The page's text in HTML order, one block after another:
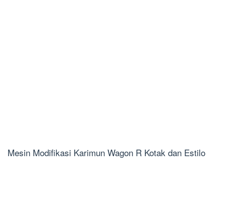
Mesin Modifikasi Karimun Wagon R Kotak dan Estilo